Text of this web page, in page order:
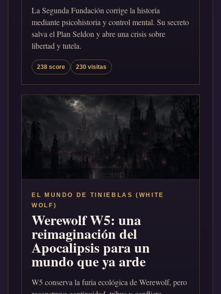
La Segunda Fundación corrige la historia
mediante psicohistoria y control mental. Su secreto
salva el Plan Seldon y abre una crisis sobre
libertad y tutela.
238 score 230 visitas
EL MUNDO DE TINIEBLAS (WHITE
WOLF)
Werewolf W5: una
reimaginación del
Apocalipsis para un
mundo que ya arde
W5 conserva la furia ecológica de Werewolf, pero